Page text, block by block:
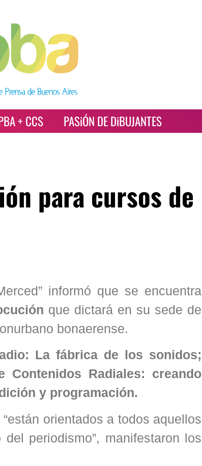
+ CCS PASiÓN DE DiBUJANTES
para cursos de
informó que se encuentra
que dictará en su sede de
bonaerense.
La fábrica de los sonidos;
Contenidos Radiales: creando
y programación.
orientados a todos aquellos
periodismo”, manifestaron los